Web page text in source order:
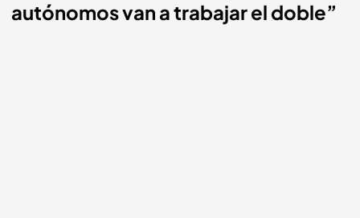
autónomos van a trabajar el doble”